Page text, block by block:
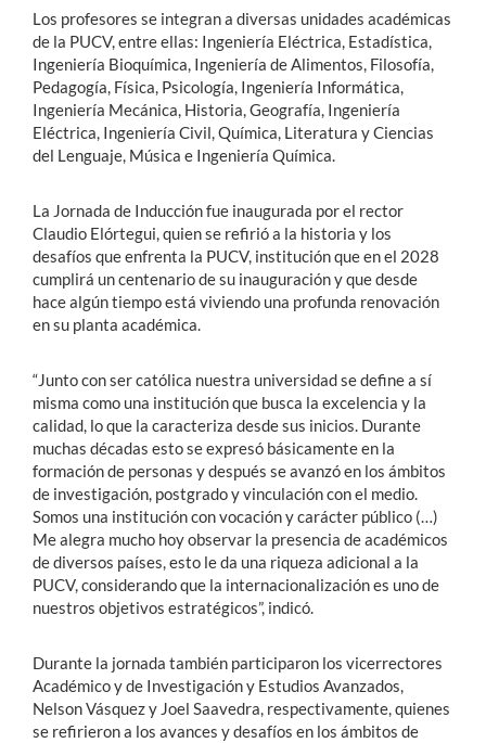
Los profesores se integran a diversas unidades académicas
de la PUCV, entre ellas: Ingeniería Eléctrica, Estadística,
Ingeniería Bioquímica, Ingeniería de Alimentos, Filosofía,
Pedagogía, Física, Psicología, Ingeniería Informática,
Ingeniería Mecánica, Historia, Geografía, Ingeniería
Eléctrica, Ingeniería Civil, Química, Literatura y Ciencias
del Lenguaje, Música e Ingeniería Química.
La Jornada de Inducción fue inaugurada por el rector
Claudio Elórtegui, quien se refirió a la historia y los
desafíos que enfrenta la PUCV, institución que en el 2028
cumplirá un centenario de su inauguración y que desde
hace algún tiempo está viviendo una profunda renovación
en su planta académica.
“Junto con ser católica nuestra universidad se define a sí
misma como una institución que busca la excelencia y la
calidad, lo que la caracteriza desde sus inicios. Durante
muchas décadas esto se expresó básicamente en la
formación de personas y después se avanzó en los ámbitos
de investigación, postgrado y vinculación con el medio.
Somos una institución con vocación y carácter público (…)
Me alegra mucho hoy observar la presencia de académicos
de diversos países, esto le da una riqueza adicional a la
PUCV, considerando que la internacionalización es uno de
nuestros objetivos estratégicos”, indicó.
Durante la jornada también participaron los vicerrectores
Académico y de Investigación y Estudios Avanzados,
Nelson Vásquez y Joel Saavedra, respectivamente, quienes
se refirieron a los avances y desafíos en los ámbitos de